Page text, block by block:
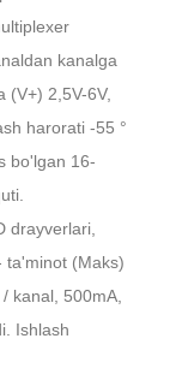
kanalga
(V+) 2,5V-6V,
harorati -55 °
bo'lgan 16-
drayverlari,
ta'minot (Maks)
kanal, 500mA,
Ishlash